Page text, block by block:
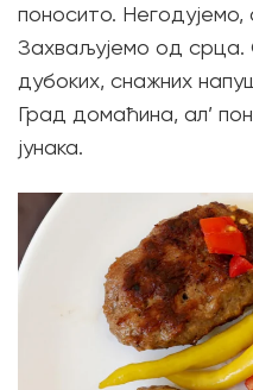
поносито.
Захваљујемо од
дубоких, снажних
Град домаћина, ал’
јунака.